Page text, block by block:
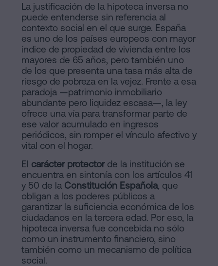
La justificación de la hipoteca inversa no
puede entenderse sin referencia al
contexto social en el que surge. España
es uno de los países europeos con mayor
índice de propiedad de vivienda entre los
mayores de 65 años, pero también uno
de los que presenta una tasa más alta de
riesgo de pobreza en la vejez. Frente a esa
paradoja —patrimonio inmobiliario
abundante pero liquidez escasa—, la ley
ofrece una vía para transformar parte de
ese valor acumulado en ingresos
periódicos, sin romper el vínculo afectivo y
vital con el hogar.
El carácter protectorde la institución se
encuentra en sintonía con los artículos 41
y 50 de la Constitución Española, que
obligan a los poderes públicos a
garantizar la suficiencia económica de los
ciudadanos en la tercera edad. Por eso, la
hipoteca inversa fue concebida no sólo
como un instrumento financiero, sino
también como un mecanismo de política
social.